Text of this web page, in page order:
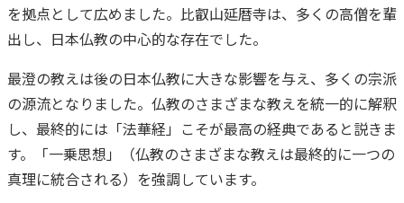
を拠点として広めました。比叡山延暦寺は、多くの高僧を輩
出し、日本仏教の中心的な存在でした。
最澄の教えは後の日本仏教に大きな影響を与え、多くの宗派
の源流となりました。仏教のさまざまな教えを統一的に解釈
し、最終的には「法華経」こそが最高の経典であると説きま
す。「一乗思想」（仏教のさまざまな教えは最終的に一つの
真理に統合される）を強調しています。